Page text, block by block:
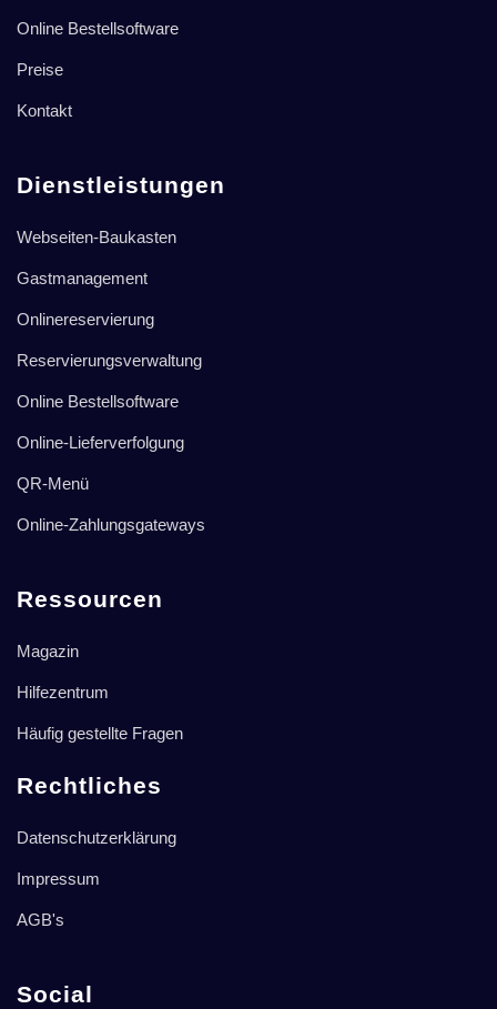
Online Bestellsoftware
Preise
Kontakt
Dienstleistungen
Webseiten-Baukasten
Gastmanagement
Onlinereservierung
Reservierungsverwaltung
Online Bestellsoftware
Online-Lieferverfolgung
QR-Menü
Online-Zahlungsgateways
Ressourcen
Magazin
Hilfezentrum
Häufig gestellte Fragen
Rechtliches
Datenschutzerklärung
Impressum
AGB's
Social